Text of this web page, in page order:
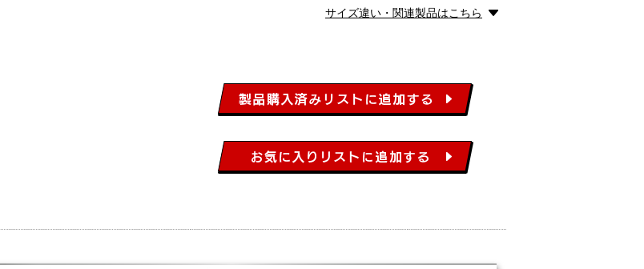
サイズ違い・関連製品はこちら